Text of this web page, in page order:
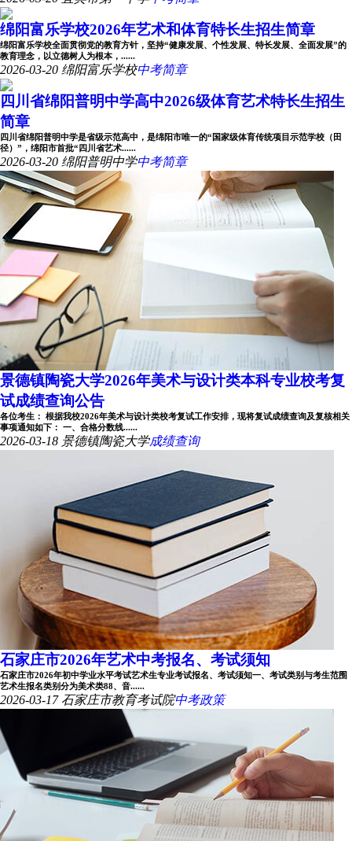
绵阳富乐学校2026年艺术和体育特长生招生简章
绵阳富乐学校全面贯彻党的教育方针，坚持“健康发展、个性发展、特长发展、全面发展”的
教育理念，以立德树人为根本，......
2026-03-20 绵阳富乐学校中考简章
四川省绵阳普明中学高中2026级体育艺术特长生招生
简章
四川省绵阳普明中学是省级示范高中，是绵阳市唯一的“国家级体育传统项目示范学校（田
径）”，绵阳市首批“四川省艺术......
2026-03-20 绵阳普明中学中考简章
景德镇陶瓷大学2026年美术与设计类本科专业校考复
试成绩查询公告
各位考生： 根据我校2026年美术与设计类校考复试工作安排，现将复试成绩查询及复核相关
事项通知如下： 一、合格分数线......
2026-03-18 景德镇陶瓷大学成绩查询
石家庄市2026年艺术中考报名、考试须知
石家庄市2026年初中学业水平考试艺术生专业考试报名、考试须知一、考试类别与考生范围
艺术生报名类别分为美术类88、音......
2026-03-17 石家庄市教育考试院中考政策